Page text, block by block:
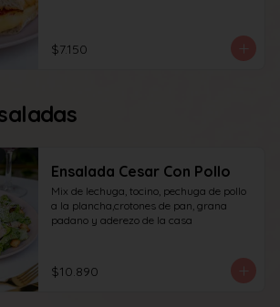
$7.150
Ensalada Cesar Con Pollo
Mix de lechuga, tocino, pechuga de pollo
a la plancha,crotones de pan, grana
padano y aderezo de la casa
$10.890